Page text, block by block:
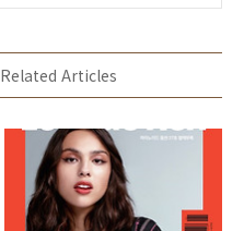
Related Articles